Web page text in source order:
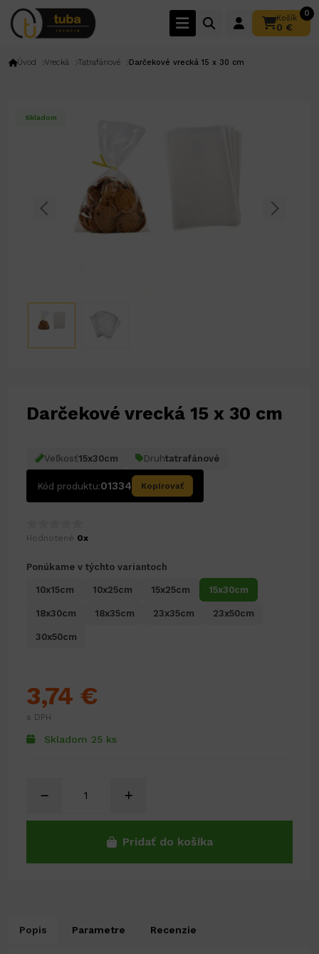
Košík
0
0 €
Úvod Vrecká Tatrafánové Darčekové vrecká 15 x 30 cm
Skladom
Darčekové vrecká 15 x 30 cm
Veľkosť15x30cm Druhtatrafánové
Kód produktu:01334 Kopírovať
Hodnotené 0x
Ponúkame v týchto variantoch
10x15cm 10x25cm 15x25cm 15x30cm
18x30cm 18x35cm 23x35cm 23x50cm
30x50cm
Skladom 25 ks
3,74 €
s DPH
Pridať do košíka
Popis Parametre Recenzie